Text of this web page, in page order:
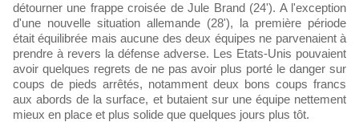
détourner une frappe croisée de Jule Brand (24'). A l'exception
d'une nouvelle situation allemande (28'), la première période
était équilibrée mais aucune des deux équipes ne parvenaient à
prendre à revers la défense adverse. Les Etats-Unis pouvaient
avoir quelques regrets de ne pas avoir plus porté le danger sur
coups de pieds arrêtés, notamment deux bons coups francs
aux abords de la surface, et butaient sur une équipe nettement
mieux en place et plus solide que quelques jours plus tôt.